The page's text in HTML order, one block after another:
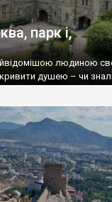
парк і,
людиною
душею – чи